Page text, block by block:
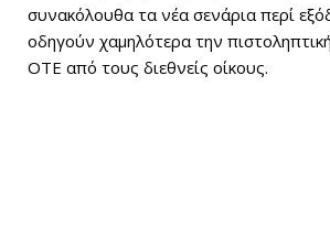
συνακόλουθα τα νέα σενάρια περί
οδηγούν χαμηλότερα την
ΟΤΕ από τους διεθνείς οίκους.